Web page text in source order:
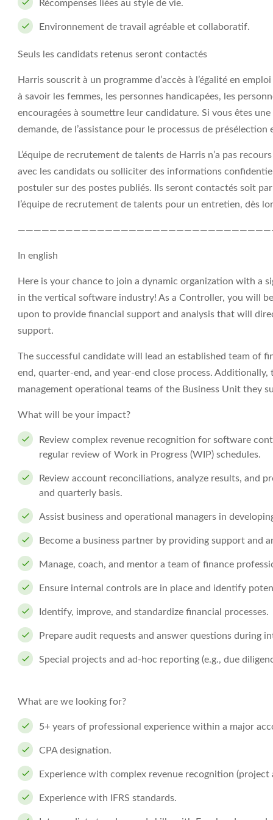
Récompenses liées au style de vie.
Environnement de travail agréable et collaboratif.
Seuls les candidats retenus seront contactés
Harris souscrit à un programme d’accès à l’égalité en
à savoir les femmes, les personnes handicapées, les
encouragées à soumettre leur candidature. Si vous êtes
demande, de l’assistance pour le processus de présélection
L’équipe de recrutement de talents de Harris n’a pas
avec les candidats ou solliciter des informations
postuler sur des postes publiés. Ils seront contactés soit
l’équipe de recrutement de talents pour un entretien, dès
In english
Here is your chance to join a dynamic organization with a
in the vertical software industry! As a Controller, you will
upon to provide financial support and analysis that will
support.
The successful candidate will lead an established team of
end, quarter-end, and year-end close process.
management operational teams of the Business Unit they
What will be your impact?
Review complex revenue recognition for software
regular review of Work in Progress (WIP) schedules.
Review account reconciliations, analyze results, and
and quarterly basis.
Assist business and operational managers in
Become a business partner by providing support and
Manage, coach, and mentor a team of finance
Ensure internal controls are in place and identify
Identify, improve, and standardize financial processes.
Prepare audit requests and answer questions during
Special projects and ad-hoc reporting (e.g., due
What are we looking for?
5+ years of professional experience within a major
CPA designation.
Experience with complex revenue recognition
Experience with IFRS standards.